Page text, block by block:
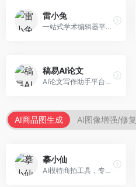
雷小兔
一站式学术编辑器平台，覆盖论文写作全流程。面向高校学生和科研人员，提供选题分析、文献检索、论文生成、查重降重等服务，操作流程清晰，学术写作效率显著提升。
稿易AI论文
AI论文写作助手平台，提供智能化学术写作支持。面向高校学生，支持多种论文类型生成，提供参考文献管理和格式规范服务，操作流程简单。
AI商品图生成 AI图像增强/修复
摹小仙
AI模特商拍工具，专注于服装电商。面向服装电商卖家，提供虚拟模特试穿、商品展示图生成等服务，模特形象多样，拍摄成本低。